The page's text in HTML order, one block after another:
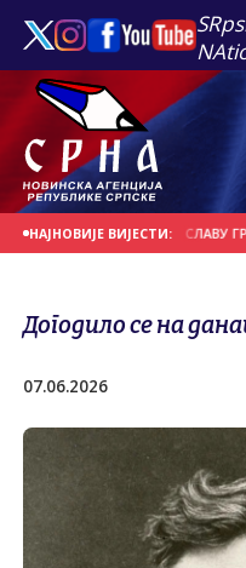
НАЈНОВИЈЕ ВИЈЕСТИ:
ЧЕСТИТАО СЛАВУ ГРАДА
Догодило се на
07.06.2026